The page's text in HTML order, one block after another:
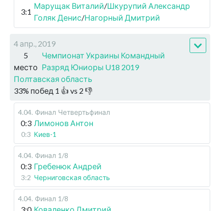
3:1
Марущак Виталий/Шкурупий Александр
Голяк Денис/Нагорный Дмитрий
4 апр., 2019
5
место
Чемпионат Украины Командный
Разряд Юниоры U18 2019
Полтавская область
33% побед 1 👍 vs 2 👎
4.04. Финал Четвертьфинал
0:3 Лимонов Антон
0:3 Киев-1
4.04. Финал 1/8
0:3 Гребенюк Андрей
3:2 Черниговская область
4.04. Финал 1/8